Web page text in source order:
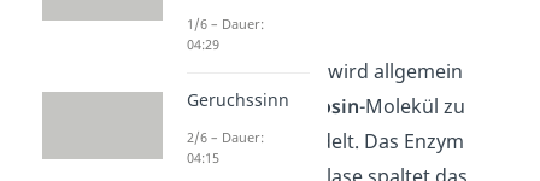
Sympathikus
wird allgemein
zunächst ein Tyrosin-Molekül zu
DOPA umgewandelt. Das Enzym
1/6 – Dauer:
04:29
Geruchssinn
2/6 – Dauer:
04:15